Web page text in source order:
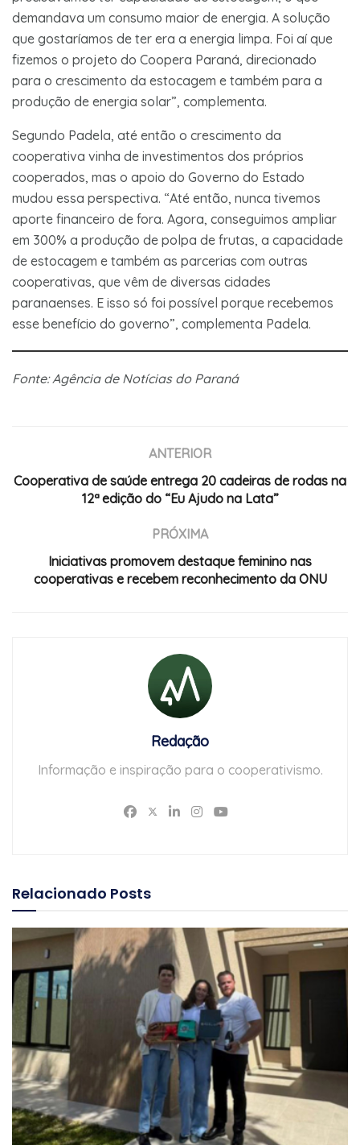
demandava um consumo maior de energia. A solução
que gostaríamos de ter era a energia limpa. Foi aí que
fizemos o projeto do Coopera Paraná, direcionado
para o crescimento da estocagem e também para a
produção de energia solar”, complementa.
Segundo Padela, até então o crescimento da
cooperativa vinha de investimentos dos próprios
cooperados, mas o apoio do Governo do Estado
mudou essa perspectiva. “Até então, nunca tivemos
aporte financeiro de fora. Agora, conseguimos ampliar
em 300% a produção de polpa de frutas, a capacidade
de estocagem e também as parcerias com outras
cooperativas, que vêm de diversas cidades
paranaenses. E isso só foi possível porque recebemos
esse benefício do governo”, complementa Padela.
Fonte: Agência de Notícias do Paraná
ANTERIOR
Cooperativa de saúde entrega 20 cadeiras de rodas na
12ª edição do “Eu Ajudo na Lata”
PRÓXIMA
Iniciativas promovem destaque feminino nas
cooperativas e recebem reconhecimento da ONU
Redação
Informação e inspiração para o cooperativismo.
Relacionado Posts